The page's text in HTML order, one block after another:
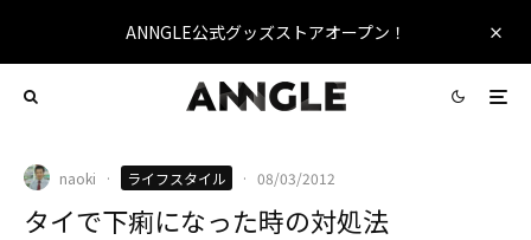
ANNGLE公式グッズストアオープン！
naoki · ライフスタイル · 08/03/2012
タイで下痢になった時の対処法